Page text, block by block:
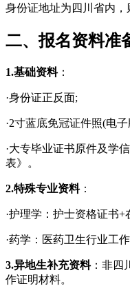
身份证地址为四川省内，
二、报名资料准
1.基础资料：
·身份证正反面;
·2寸蓝底免冠证件照(电子
·大专毕业证书原件及学
表》。
2.特殊专业资料：
·护理学：护士资格证书+
·药学：医药卫生行业工作
3.异地生补充资料：非四
作证明材料。